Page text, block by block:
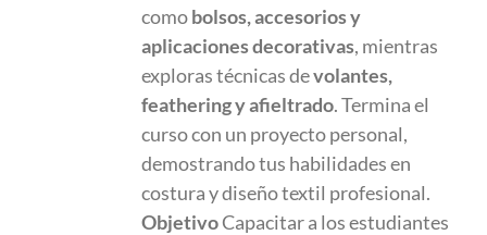
comobolsos, accesorios y
aplicaciones decorativas, mientras
exploras técnicas devolantes,
feathering y afieltrado. Termina el
curso con un proyecto personal,
demostrando tus habilidades en
costura y diseño textil profesional.
ObjetivoCapacitar a los estudiantes